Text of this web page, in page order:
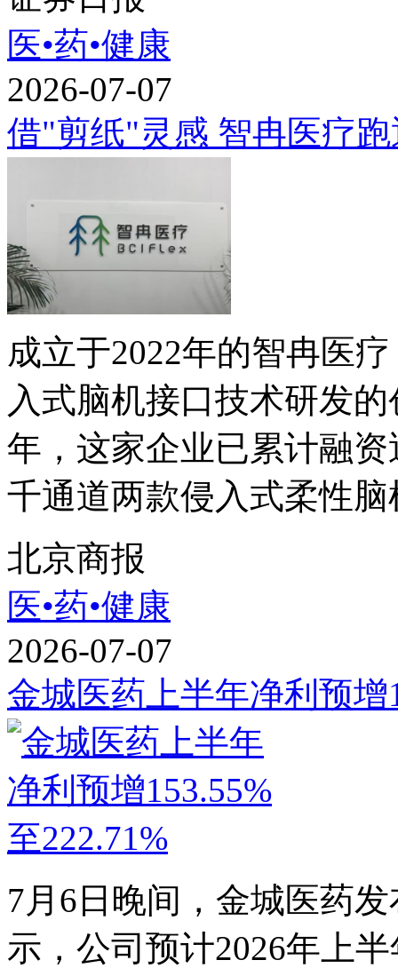
医•药•健康
2026-07-07
借"剪纸"灵感 智冉医疗
成立于2022年的智冉医
入式脑机接口技术研发
年，这家企业已累计融
千通道两款侵入式柔性
北京商报
医•药•健康
2026-07-07
金城医药上半年净利预增
7月6日晚间，金城医药
示，公司预计2026年上